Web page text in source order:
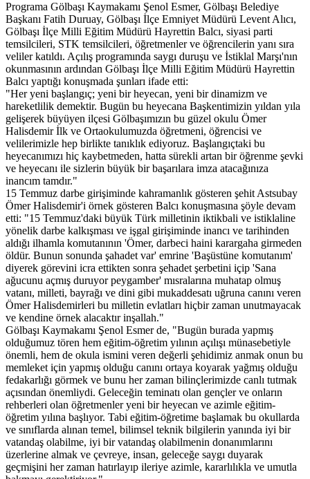
Programa Gölbaşı Kaymakamı Şenol Esmer, Gölbaşı Belediye
Başkanı Fatih Duruay, Gölbaşı İlçe Emniyet Müdürü Levent Alıcı,
Gölbaşı İlçe Milli Eğitim Müdürü Hayrettin Balcı, siyasi parti
temsilcileri, STK temsilcileri, öğretmenler ve öğrencilerin yanı sıra
veliler katıldı. Açılış programında saygı duruşu ve İstiklal Marşı'nın
okunmasının ardından Gölbaşı İlçe Milli Eğitim Müdürü Hayrettin
Balcı yaptığı konuşmada şunları ifade etti:
"Her yeni başlangıç; yeni bir heyecan, yeni bir dinamizm ve
hareketlilik demektir. Bugün bu heyecana Başkentimizin yıldan yıla
gelişerek büyüyen ilçesi Gölbaşımızın bu güzel okulu Ömer
Halisdemir İlk ve Ortaokulumuzda öğretmeni, öğrencisi ve
velilerimizle hep birlikte tanıklık ediyoruz. Başlangıçtaki bu
heyecanımızı hiç kaybetmeden, hatta sürekli artan bir öğrenme şevki
ve heyecanı ile sizlerin büyük bir başarılara imza atacağınıza
inancım tamdır."
15 Temmuz darbe girişiminde kahramanlık gösteren şehit Astsubay
Ömer Halisdemir'i örnek gösteren Balcı konuşmasına şöyle devam
etti: "15 Temmuz'daki büyük Türk milletinin iktikbali ve istiklaline
yönelik darbe kalkışması ve işgal girişiminde inancı ve tarihinden
aldığı ilhamla komutanının 'Ömer, darbeci haini karargaha girmeden
öldür. Bunun sonunda şahadet var' emrine 'Başüstüne komutanım'
diyerek görevini icra ettikten sonra şehadet şerbetini içip 'Sana
ağucunu açmış duruyor peygamber' mısralarına muhatap olmuş
vatanı, milleti, bayrağı ve dini gibi mukaddesatı uğruna canını veren
Ömer Halisdemirleri bu milletin evlatları hiçbir zaman unutmayacak
ve kendine örnek alacaktır inşallah."
Gölbaşı Kaymakamı Şenol Esmer de, "Bugün burada yapmış
olduğumuz tören hem eğitim-öğretim yılının açılışı münasebetiyle
önemli, hem de okula ismini veren değerli şehidimiz anmak onun bu
memleket için yapmış olduğu canını ortaya koyarak yağmış olduğu
fedakarlığı görmek ve bunu her zaman bilinçlerimizde canlı tutmak
açısından önemliydi. Geleceğin teminatı olan gençler ve onların
rehberleri olan öğretmenler yeni bir heyecan ve azimle eğitim-
öğretim yılına başlıyor. Tabi eğitim-öğretime başlamak bu okullarda
ve sınıflarda alınan temel, bilimsel teknik bilgilerin yanında iyi bir
vatandaş olabilme, iyi bir vatandaş olabilmenin donanımlarını
üzerlerine almak ve çevreye, insan, geleceğe saygı duyarak
geçmişini her zaman hatırlayıp ileriye azimle, kararlılıkla ve umutla